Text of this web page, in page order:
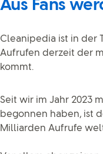
Aus Fans
Cleanipedia ist in der
Aufrufen derzeit der
kommt.
Seit wir im Jahr 2023
begonnen haben, ist
Milliarden Aufrufe